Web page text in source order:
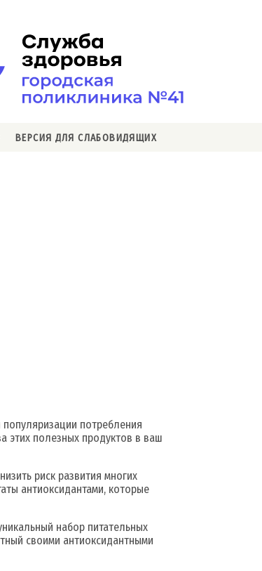
ВЕРСИЯ ДЛЯ СЛАБОВИДЯЩИХ
потребления
этих полезных продуктов в ваш
риск развития многих
антиоксидантами, которые
набор питательных
своими антиоксидантными